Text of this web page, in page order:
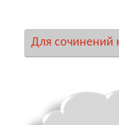
Для сочинений